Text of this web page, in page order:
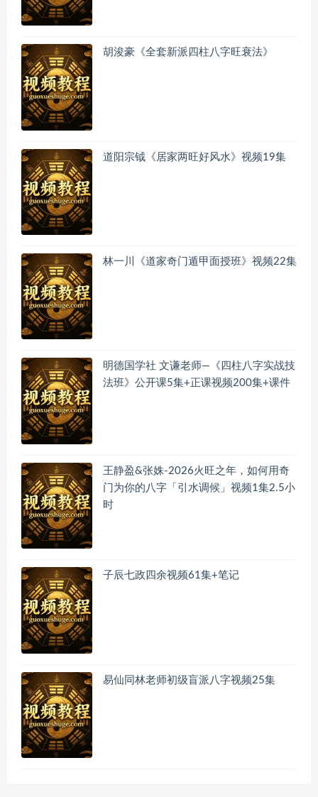
胡浚豪《全套新派四柱八字旺衰法》
道阳宗钺《居家两旺好风水》视频19集
林一川《道家奇门遁甲面授班》视频22集
明德国学社 文谦老师—《四柱八字实战技
法班》公开课5集+正课视频200集+课件
王静盈&张姝-2026火旺之年，如何用奇
门为你的八字「引水调候」视频1集2.5小
时
子辰七政四余视频61集+笔记
易仙同林老师初级盲派八字视频25集